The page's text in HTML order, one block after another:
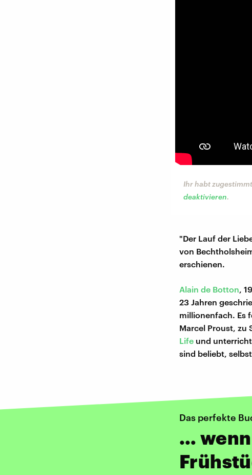
Ihr habt
deaktivieren.
"Der Lauf der
von
erschienen.
Alain de Botton,
23 Jahren
millionenfach. Es
Marcel Proust, zu
Life und
sind beliebt,
Das perfekte
…